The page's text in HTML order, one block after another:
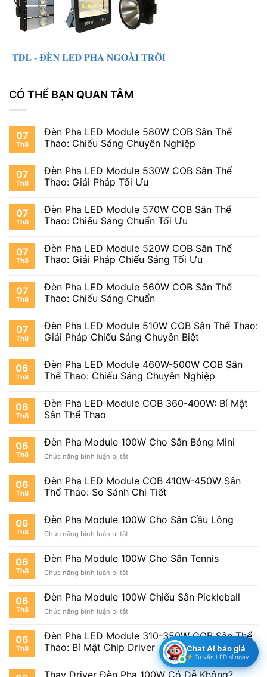
CÓ THỂ BẠN QUAN TÂM
07
Th8
Đèn Pha LED Module 580W COB Sân Thể
Thao: Chiếu Sáng Chuyên Nghiệp
07
Th8
Đèn Pha LED Module 530W COB Sân Thể
Thao: Giải Pháp Tối Ưu
07
Th8
Đèn Pha LED Module 570W COB Sân Thể
Thao: Chiếu Sáng Chuẩn Tối Ưu
07
Th8
Đèn Pha LED Module 520W COB Sân Thể
Thao: Giải Pháp Chiếu Sáng Tối Ưu
07
Th8
Đèn Pha LED Module 560W COB Sân Thể
Thao: Chiếu Sáng Chuẩn
07
Th8
Đèn Pha LED Module 510W COB Sân Thể Thao:
Giải Pháp Chiếu Sáng Chuyên Biệt
06
Th8
Đèn Pha LED Module 460W-500W COB Sân
Thể Thao: Chiếu Sáng Chuyên Nghiệp
06
Th8
Đèn Pha LED Module COB 360-400W: Bí Mật
Sân Thể Thao
06
Th8
Đèn Pha Module 100W Cho Sân Bóng Mini
Chức năng bình luận bị tắtở
Pha
Module
100W
Sân
Mini
06
Th8
Đèn Pha LED Module COB 410W-450W Sân
Thể Thao: So Sánh Chi Tiết
06
Th8
Đèn Pha Module 100W Cho Sân Cầu Lông
Chức năng bình luận bị tắtở
Pha
Module
100W
Sân
Lông
06
Th8
Đèn Pha Module 100W Cho Sân Tennis
Chức năng bình luận bị tắtở
Pha
Module
100W
Sân
Tennis
06
Th8
Đèn Pha Module 100W Chiếu Sân Pickleball
Chức năng bình luận bị tắtở
Pha
Module
100W
Sân
06
Th8
Đèn Pha LED Module 310-350W COB Sân Thể
Thao: Bí Mật Chip Driver
Thay Driver Đèn Pha 100W Có Dễ Không?
Chat AI báo giá
Tư vấn LED sỉ ngay